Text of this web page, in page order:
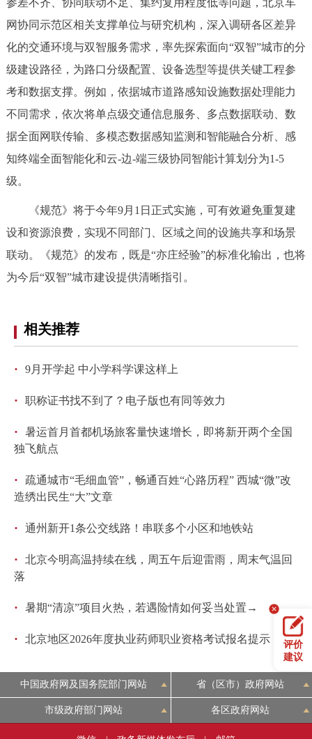
العربية
回到顶部
参差不齐、协同联动不足、集约复用程度低等问题，北京车
网协同示范区相关支撑单位与研究机构，深入调研各区差异
化的交通环境与双智服务需求，率先探索面向“双智”城市的分
级建设路径，为路口分级配置、设备选型等提供关键工程参
考和数据支撑。例如，依据城市道路感知设施数据处理能力
不同需求，依次将单点级交通信息服务、多点数据联动、数
据全面网联传输、多模态数据感知监测和智能融合分析、感
知终端全面智能化和云-边-端三级协同智能计算划分为1-5
级。
《规范》将于今年9月1日正式实施，可有效避免重复建
设和资源浪费，实现不同部门、区域之间的设施共享和场景
联动。《规范》的发布，既是“亦庄经验”的标准化输出，也将
为今后“双智”城市建设提供清晰指引。
相关推荐
· 9月开学起 中小学科学课这样上
· 职称证书找不到了？电子版也有同等效力
·
暑运首月首都机场旅客量快速增长，即将新开两个全国
独飞航点
·
疏通城市“毛细血管”，畅通百姓“心路历程” 西城“微”改
造绣出民生“大”文章
· 通州新开1条公交线路！串联多个小区和地铁站
·
北京今明高温持续在线，周五午后迎雷雨，周末气温回
落
· 暑期“清凉”项目火热，若遇险情如何妥当处置→
· 北京地区2026年度执业药师职业资格考试报名提示
评价
建议
中国政府网及国务院部门网站 省（区市）政府网站
市级政府部门网站 各区政府网站